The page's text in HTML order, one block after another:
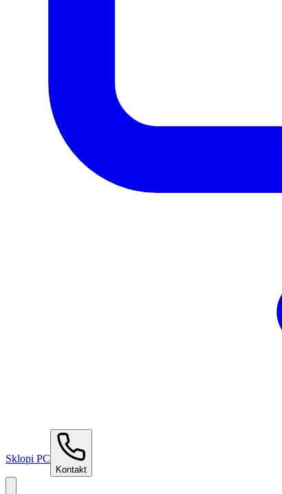
Sklopi PC
Kontakt